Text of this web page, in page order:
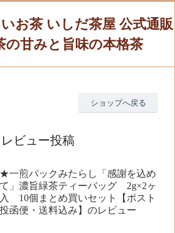
お茶 いしだ茶屋 公式通販
の甘みと旨味の本格茶
ショップへ戻る
レビュー投稿
★一煎パックみたらし「感謝を込め
て」濃旨緑茶ティーバッグ 2g×2ヶ
入 10個まとめ買いセット【ポスト
投函便・送料込み】のレビュー